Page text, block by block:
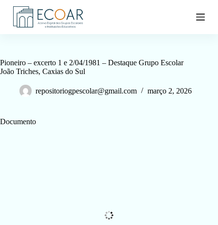
P
a
r
t
Pioneiro – excerto 1 e 2/04/1981 – Destaque Grupo Escolar
João Triches, Caxias do Sul
repositoriogpescolar@gmail.com março 2, 2026
Documento